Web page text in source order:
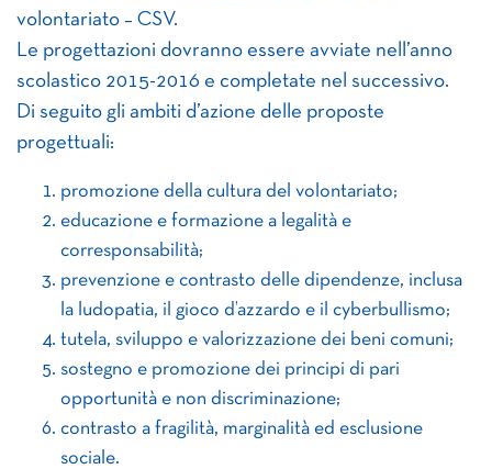
volontariato – CSV.
Le progettazioni dovranno essere avviate nell’anno
scolastico 2015-2016 e completate nel successivo.
Di seguito gli ambiti d’azione delle proposte
progettuali:
promozione della cultura del volontariato;
educazione e formazione a legalità e
corresponsabilità;
prevenzione e contrasto delle dipendenze, inclusa
la ludopatia, il gioco d’azzardo e il cyberbullismo;
tutela, sviluppo e valorizzazione dei beni comuni;
sostegno e promozione dei principi di pari
opportunità e non discriminazione;
contrasto a fragilità, marginalità ed esclusione
sociale.